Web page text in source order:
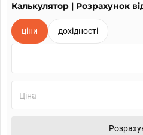
Калькулятор | Розрахунок
ціни дохідності
Ціна